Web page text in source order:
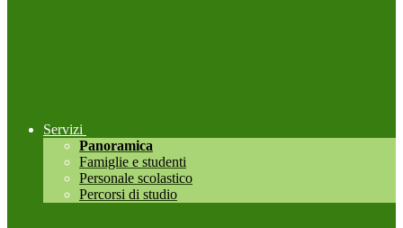
Servizi
Panoramica
Famiglie e studenti
Personale scolastico
Percorsi di studio